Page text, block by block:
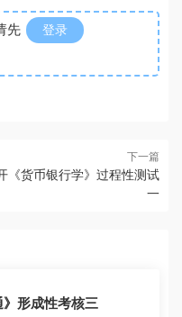
先 登录
下一篇
《货币银行学》过程性测试
一
形成性考核三